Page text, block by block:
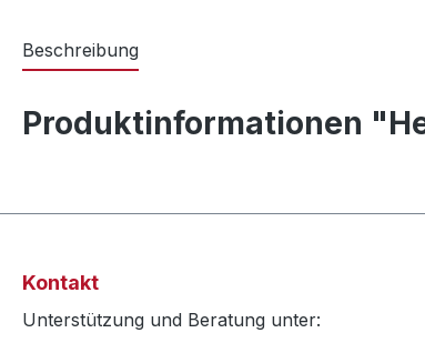
Beschreibung
Produktinformationen
Kontakt
Unterstützung und Beratung unter: